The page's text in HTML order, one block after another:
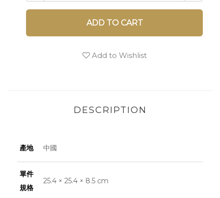
ADD TO CART
Add to Wishlist
DESCRIPTION
產地 中國
單件
規格
25.4 × 25.4 × 8.5 cm